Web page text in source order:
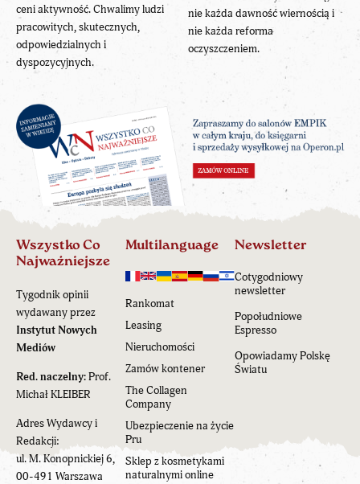
ceni aktywność. Chwalimy ludzi
pracowitych, skutecznych,
odpowiedzialnych i
dyspozycyjnych.
nie każda dawność wiernością i
nie każda reforma
oczyszczeniem.
Wszystko Co
Najważniejsze
Tygodnik opinii
wydawany przez
Instytut Nowych
Mediów
Red. naczelny:Prof.
Michał KLEIBER
Adres Wydawcy i
Redakcji:
ul. M. Konopnickiej 6,
00-491 Warszawa
Multilanguage
Rankomat
Leasing
Nieruchomości
Zamów kontener
The Collagen
Company
Ubezpieczenie na życie
Pru
Sklep z kosmetykami
naturalnymi online
Newsletter
Cotygodniowy
newsletter
Popołudniowe
Espresso
Opowiadamy Polskę
Światu